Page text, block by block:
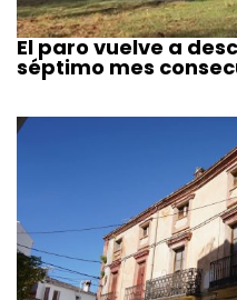
El paro vuelve a
séptimo mes